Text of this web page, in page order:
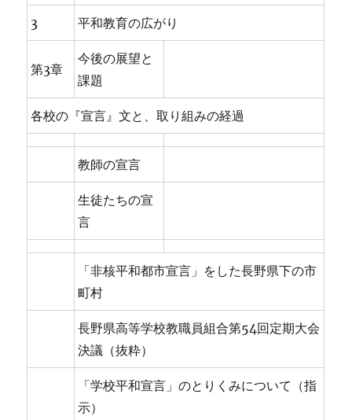
3 平和教育の広がり
第3章
今後の展望と
課題
各校の『宣言』文と、取り組みの経過
教師の宣言
生徒たちの宣
言
「非核平和都市宣言」をした長野県下の市
町村
長野県高等学校教職員組合第54回定期大会
決議（抜粋）
「学校平和宣言」のとりくみについて（指
示）